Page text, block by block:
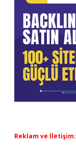
Reklam ve İletişim: